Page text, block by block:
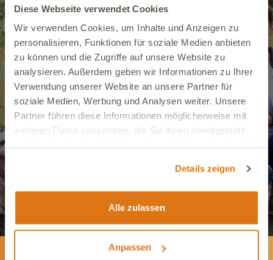
Diese Webseite verwendet Cookies
Wir verwenden Cookies, um Inhalte und Anzeigen zu
personalisieren, Funktionen für soziale Medien anbieten
zu können und die Zugriffe auf unsere Website zu
analysieren. Außerdem geben wir Informationen zu Ihrer
Verwendung unserer Website an unsere Partner für
soziale Medien, Werbung und Analysen weiter. Unsere
Partner führen diese Informationen möglicherweise mit
weiteren Daten zusammen, die Sie ihnen bereitgestellt
Details zeigen
Alle zulassen
Anpassen
Schon entdeckt?
Bei uns kannst Du ab sofort
Tierarzt-Termine per Videochat
buchen.